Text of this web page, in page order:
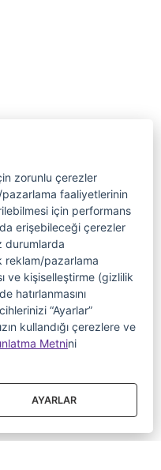
zorunlu çerezler
faaliyetlerinin
için performans
erişebileceği çerezler
durumlarda
reklam/pazarlama
ve kişiselleştirme (gizlilik
hatırlanmasını
“Ayarlar”
kullandığı çerezlere ve
Metnini
AYARLAR